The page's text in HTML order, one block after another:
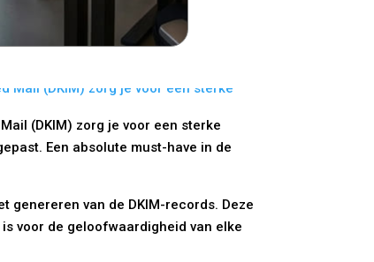
(DKIM) zorg je voor een sterke
Een absolute must-have in de
genereren van de DKIM-records. Deze
voor de geloofwaardigheid van elke